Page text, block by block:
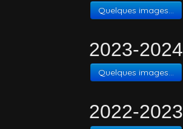
Quelques images...
2023-2024
Quelques images...
2022-2023